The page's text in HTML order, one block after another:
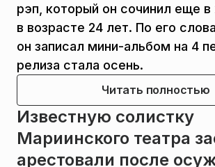
рэп, который он сочинил еще в
в возрасте 24 лет. По его
он записал мини-альбом на 4
релиза стала осень.
Читать полностью
Известную солистку
Мариинского театра
арестовали после